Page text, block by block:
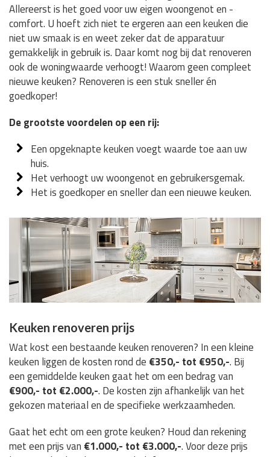
Allereerst is het goed voor uw eigen woongenot en -
comfort. U hoeft zich niet te ergeren aan een keuken die
niet uw smaak is en weet zeker dat de apparatuur
gemakkelijk in gebruik is. Daar komt nog bij dat renoveren
ook de woningwaarde verhoogt! Waarom geen compleet
nieuwe keuken? Renoveren is een stuk sneller én
goedkoper!
De grootste voordelen op een rij:
Een opgeknapte keuken voegt waarde toe aan uw
huis.
Het verhoogt uw woongenot en gebruikersgemak.
Het is goedkoper en sneller dan een nieuwe keuken.
Keuken renoveren prijs
Wat kost een bestaande keuken renoveren? In een kleine
keuken liggen de kosten rond de €350,- tot €950,-. Bij
een gemiddelde keuken gaat het om een bedrag van
€900,- tot €2.000,-. De kosten zijn afhankelijk van het
gekozen materiaal en de specifieke werkzaamheden.
Gaat het echt om een grote keuken? Houd dan rekening
met een prijs van €1.000,- tot €3.000,-. Voor deze prijs